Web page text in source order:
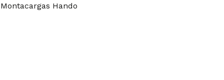
Montacargas Hando